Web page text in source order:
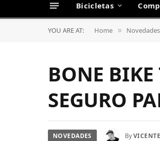
Bicicletas
YOU ARE AT: Home » Novedades
BONE
SEGURO
NOVEDADES By